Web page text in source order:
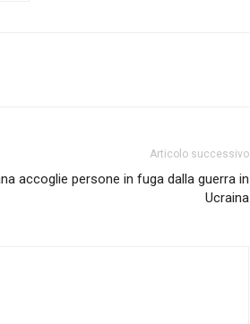
Articolo successivo
accoglie persone in fuga dalla guerra in
Ucraina